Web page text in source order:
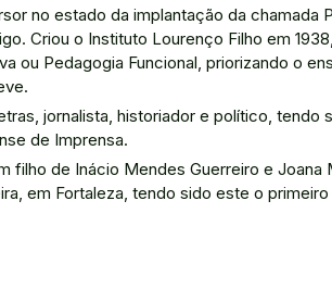
no estado da implantação da chamada
Criou o Instituto Lourenço Filho em
ou Pedagogia Funcional, priorizando o
jornalista, historiador e político, tendo
de Imprensa.
de Inácio Mendes Guerreiro e Joana
em Fortaleza, tendo sido este o